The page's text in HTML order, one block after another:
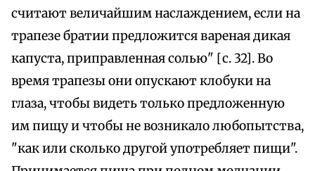
считают величайшим наслаждением, если на
трапезе братии предложится вареная дикая
капуста, приправленная солью" [с. 32]. Во
время трапезы они опускают клобуки на
глаза, чтобы видеть только предложенную
им пищу и чтобы не возникало любопытства,
"как или сколько другой употребляет пищи".